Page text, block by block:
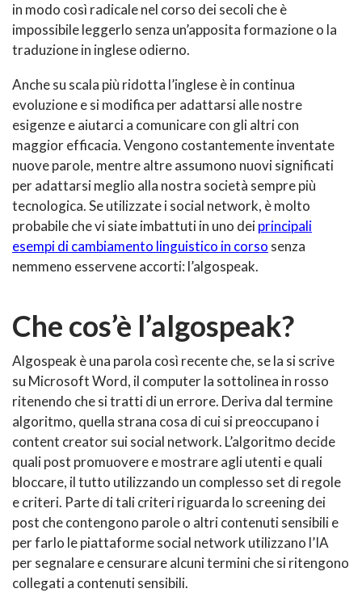
in modo così radicale nel corso dei secoli che è
impossibile leggerlo senza un’apposita formazione o la
traduzione in inglese odierno.
Anche su scala più ridotta l’inglese è in continua
evoluzione e si modifica per adattarsi alle nostre
esigenze e aiutarci a comunicare con gli altri con
maggior efficacia. Vengono costantemente inventate
nuove parole, mentre altre assumono nuovi significati
per adattarsi meglio alla nostra società sempre più
tecnologica. Se utilizzate i social network, è molto
probabile che vi siate imbattuti in uno deiprincipali
esempi di cambiamento linguistico in corso senza
nemmeno esservene accorti: l’algospeak.
Che cos’è l’algospeak?
Algospeak è una parola così recente che, se la si scrive
su Microsoft Word, il computer la sottolinea in rosso
ritenendo che si tratti di un errore. Deriva dal termine
algoritmo, quella strana cosa di cui si preoccupano i
content creator sui social network. L’algoritmo decide
quali post promuovere e mostrare agli utenti e quali
bloccare, il tutto utilizzando un complesso set di regole
e criteri. Parte di tali criteri riguarda lo screening dei
post che contengono parole o altri contenuti sensibili e
per farlo le piattaforme social network utilizzano l’IA
per segnalare e censurare alcuni termini che si ritengono
collegati a contenuti sensibili.